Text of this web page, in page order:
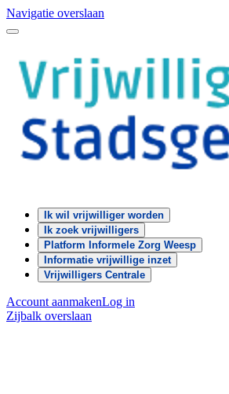
Navigatie overslaan
Ik wil vrijwilliger worden
Ik zoek vrijwilligers
Platform Informele Zorg Weesp
Informatie vrijwillige inzet
Vrijwilligers Centrale
Account aanmakenLog in
Zijbalk overslaan